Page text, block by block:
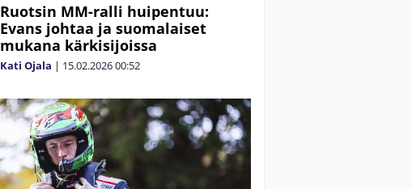
Ruotsin MM-ralli huipentuu:
Evans johtaa ja suomalaiset
mukana kärkisijoissa
Kati Ojala | 15.02.202600:52